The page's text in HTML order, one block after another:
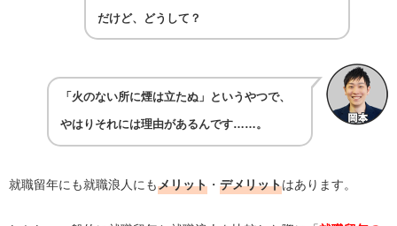
だけど、どうして？
「火のない所に煙は立たぬ」というやつで、
やはりそれには理由があるんです……。
就職留年にも就職浪人にもメリット ・ デメリットはあります。